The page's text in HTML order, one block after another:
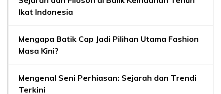
Ikat Indonesia
Mengapa Batik Cap Jadi Pilihan Utama Fashion
Masa Kini?
Mengenal Seni Perhiasan: Sejarah dan Trendi
Terkini